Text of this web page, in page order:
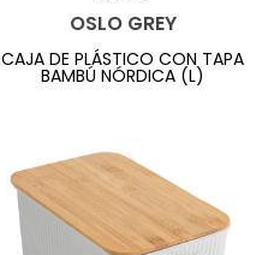
OSLO GREY
CAJA DE PLÁSTICO CON TAPA
BAMBÚ NÓRDICA (L)